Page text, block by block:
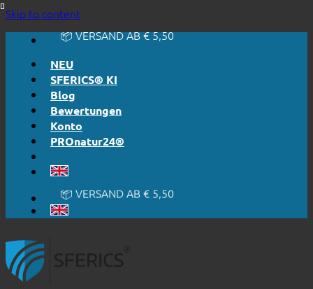
Skip to content🔆 EHRLICH. TRANSPARENT.
📦 VERSAND AB € 5,50
NEU
SFERICS® KI
Blog
Bewertungen
Konto
PROnatur24®
🔆 EINFACH. FUNKTIONIERT.
🔆 EHRLICH. TRANSPARENT.
📦 VERSAND AB € 5,50
🔖 KAUF AUF RECHNUNG